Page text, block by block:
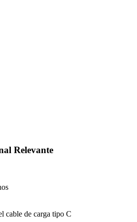
Relevante
cable de carga tipo C